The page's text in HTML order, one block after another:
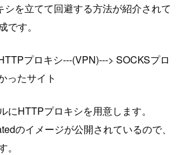
を立てて回避する方法が紹介されて
です。
プロキシ---(VPN)---> SOCKSプロ
ったサイト
にHTTPプロキシを用意します。
のイメージが公開されているので、